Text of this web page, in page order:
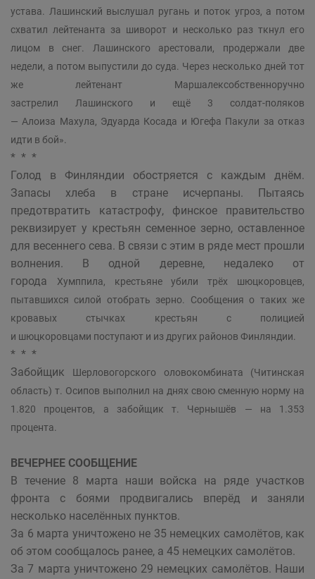
устава. Лашинский выслушал ругань и поток угроз, а потом
схватил лейтенанта за шиворот и несколько раз ткнул его
лицом в снег. Лашинского арестовали, продержали две
недели, а потом выпустили до суда. Через несколько дней тот
же лейтенант Маршалексобственноручно
застрелил Лашинского и ещё 3 солдат-поляков
— Алоиза Махула, Эдуарда Косада и Югефа Пакули за отказ
идти в бой».
* * *
Голод в Финляндии обостряется с каждым днём.
Запасы хлеба в стране исчерпаны. Пытаясь
предотвратить катастрофу, финское правительство
реквизирует у крестьян семенное зерно, оставленное
для весеннего сева. В связи с этим в ряде мест прошли
волнения. В одной деревне, недалеко от
города
Хумппила, крестьяне убили трёх шюцкоровцев,
пытавшихся силой отобрать зерно. Сообщения о таких же
кровавых стычках крестьян с полицией
и шюцкоровцами поступают и из других районов Финляндии.
* * *
Забойщик
Шерловогорского оловокомбината (Читинская
область) т. Осипов выполнил на днях свою сменную норму на
1.820 процентов, а забойщик т. Чернышёв — на 1.353
процента.
ВЕЧЕРНЕЕ СООБЩЕНИЕ
В течение 8 марта наши войска на ряде участков
фронта с боями продвигались вперёд и заняли
несколько населённых пунктов.
За 6 марта уничтожено не 35 немецких самолётов, как
об этом сообщалось ранее, а 45 немецких самолётов.
За 7 марта уничтожено 29 немецких самолётов. Наши